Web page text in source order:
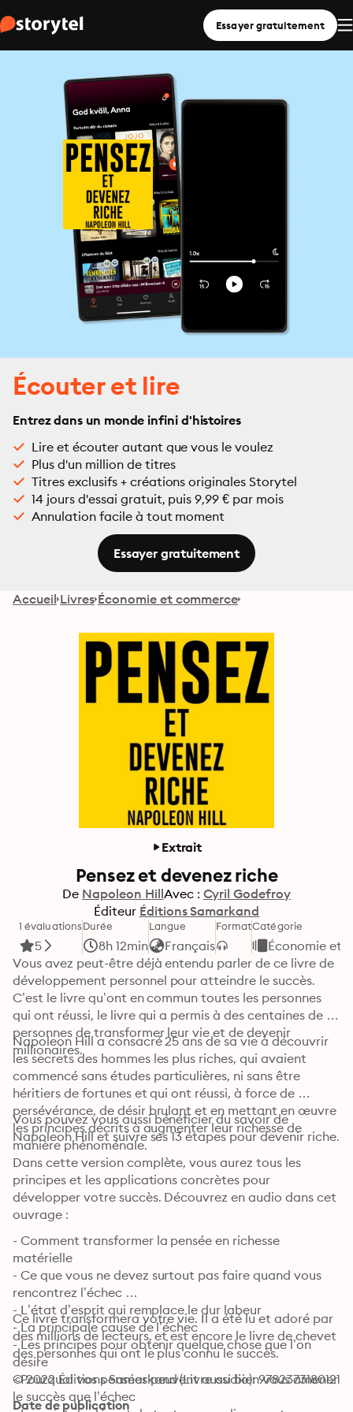
Essayer gratuitement
Écouter et lire
Entrez dans un monde infini d'histoires
Lire et écouter autant que vous le voulez
Plus d'un million de titres
Titres exclusifs + créations originales Storytel
14 jours d'essai gratuit, puis 9,99 € par mois
Annulation facile à tout moment
Essayer gratuitement
Accueil Livres Économie et commerce
Extrait
Pensez et devenez riche
De Napoleon HillAvec : Cyril Godefroy
Éditeur Éditions Samarkand
1 évaluations
5
Durée
8h 12min
Langue
Français
FormatCatégorie
Économie et
Vous avez peut-être déjà entendu parler de ce livre de
développement personnel pour atteindre le succès.
C’est le livre qu’ont en commun toutes les personnes
qui ont réussi, le livre qui a permis à des centaines de
personnes de transformer leur vie et de devenir
millionaires.
Napoleon Hill a consacré 25 ans de sa vie à découvrir
les secrets des hommes les plus riches, qui avaient
commencé sans études particulières, ni sans être
héritiers de fortunes et qui ont réussi, à force de
persévérance, de désir brulant et en mettant en œuvre
les principes décrits à augmenter leur richesse de
manière phénoménale.
Vous pouvez vous aussi bénéficier du savoir de
Napoleon Hill et suivre ses 13 étapes pour devenir riche.
Dans cette version complète, vous aurez tous les
principes et les applications concrètes pour
développer votre succès. Découvrez en audio dans cet
ouvrage :
- Comment transformer la pensée en richesse
matérielle
- Ce que vous ne devez surtout pas faire quand vous
rencontrez l’échec
- L’état d’esprit qui remplace le dur labeur
- La principale cause de l’échec
- Les principes pour obtenir quelque chose que l’on
désire
- Pourquoi vos pensées peuvent aussi bien vous amener
le succès que l’échec
Ce livre transformera votre vie. Il a été lu et adoré par
des millions de lecteurs, et est encore le livre de chevet
des personnes qui ont le plus connu le succès.
© 2022 Éditions Samarkand (Livre audio): 9782373180121
Date de publication